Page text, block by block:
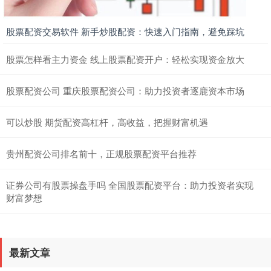
股票配资交易软件 新手炒股配资：快速入门指南，避免踩坑
股票怎样看主力资金 线上股票配资开户：轻松实现资金放大
股票配资公司 重庆股票配资公司：助力投资者逐鹿资本市场
可以炒股 期货配资高杠杆，高收益，把握财富机遇
贵州配资公司排名前十，正规股票配资平台推荐
证券公司有股票操盘手吗 全国股票配资平台：助力投资者实现
财富梦想
最新文章